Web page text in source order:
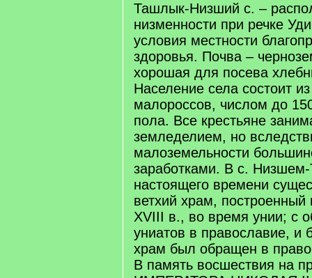
Ташлык-Низший с. –
низменности при речке
условия местности
здоровья. Почва –
хорошая для посева
Население села состоит
малороссов, числом до
пола. Все крестьяне
земледелием, но
малоземельности
заработками. В с.
настоящего времени
ветхий храм,
XVIII в., во время унии; с
униатов в православие, и
храм был обращен в
В память восшествия на